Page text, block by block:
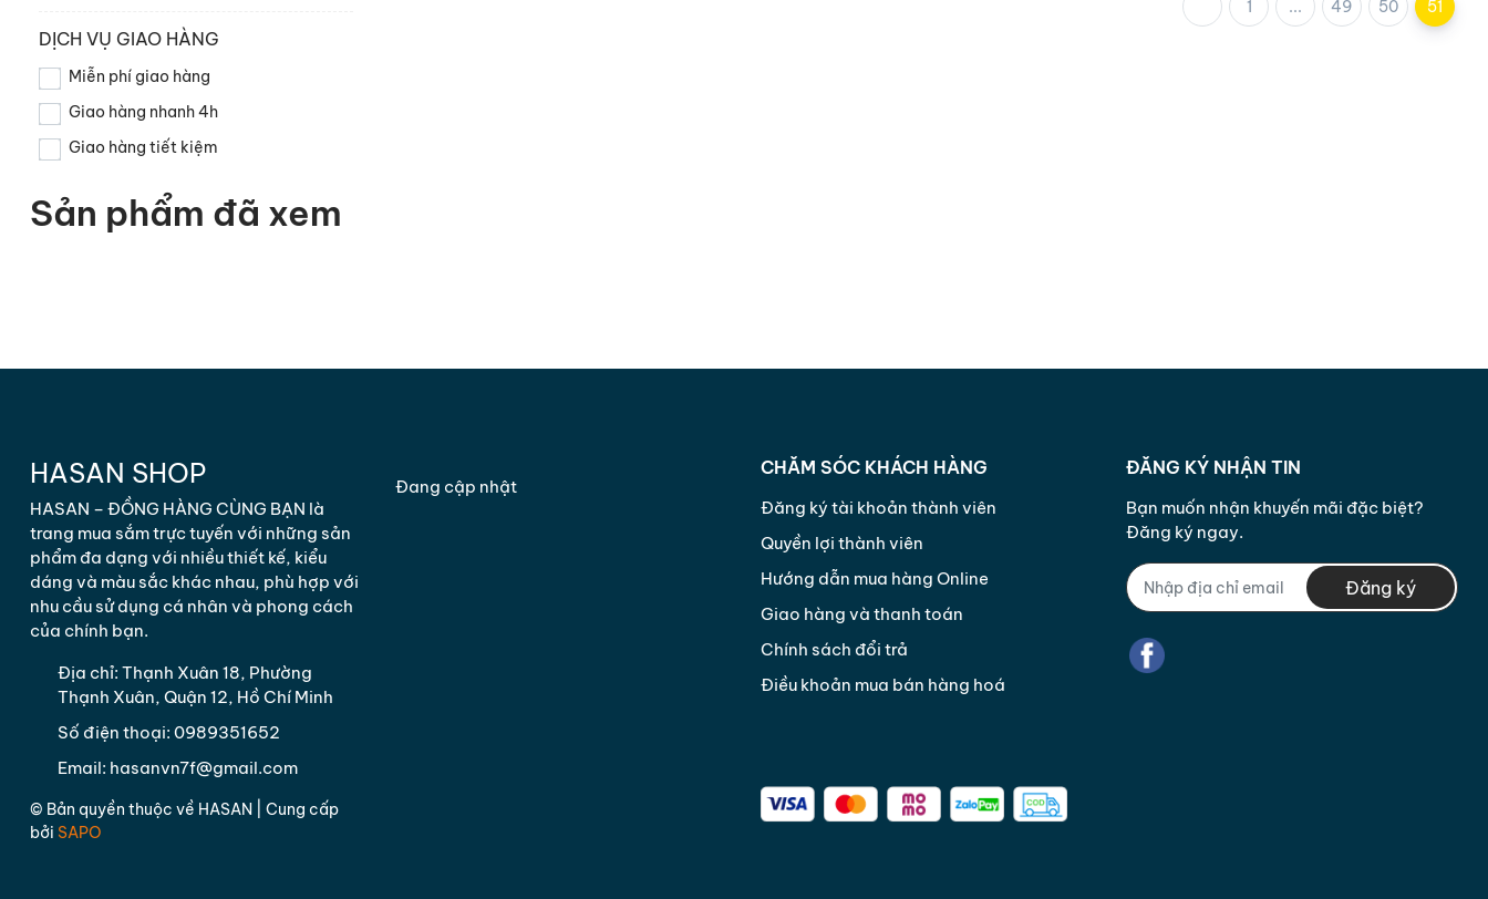
DỊCH VỤ GIAO HÀNG
Miễn phí giao hàng
Giao hàng nhanh 4h
Giao hàng tiết kiệm
1 ... 49 50 51
Sản phẩm đã xem
HASAN SHOP
HASAN – ĐỒNG HÀNG CÙNG BẠN là
trang mua sắm trực tuyến với những sản
phẩm đa dạng với nhiều thiết kế, kiểu
dáng và màu sắc khác nhau, phù hợp với
nhu cầu sử dụng cá nhân và phong cách
của chính bạn.
Địa chỉ: Thạnh Xuân 18, Phường
Thạnh Xuân, Quận 12, Hồ Chí Minh
Số điện thoại: 0989351652
Email: hasanvn7f@gmail.com
© Bản quyền thuộc về HASAN | Cung cấp
bởi SAPO
Đang cập nhật
CHĂM SÓC KHÁCH HÀNG
Đăng ký tài khoản thành viên
Quyền lợi thành viên
Hướng dẫn mua hàng Online
Giao hàng và thanh toán
Chính sách đổi trả
Điều khoản mua bán hàng hoá
ĐĂNG KÝ NHẬN TIN
Bạn muốn nhận khuyến mãi đặc biệt?
Đăng ký ngay.
Đăng ký